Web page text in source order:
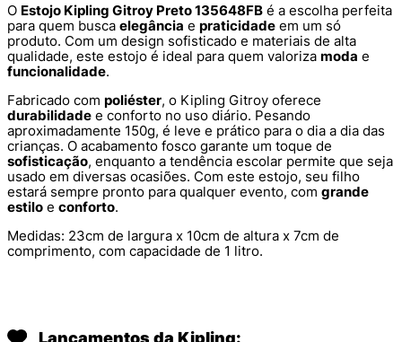
O Estojo Kipling Gitroy Preto 135648FB é a escolha perfeita
para quem busca elegância e praticidade em um só
produto. Com um design sofisticado e materiais de alta
qualidade, este estojo é ideal para quem valoriza moda e
funcionalidade.
Fabricado com poliéster, o Kipling Gitroy oferece
durabilidade e conforto no uso diário. Pesando
aproximadamente 150g, é leve e prático para o dia a dia das
crianças. O acabamento fosco garante um toque de
sofisticação, enquanto a tendência escolar permite que seja
usado em diversas ocasiões. Com este estojo, seu filho
estará sempre pronto para qualquer evento, com grande
estilo e conforto.
Medidas: 23cm de largura x 10cm de altura x 7cm de
comprimento, com capacidade de 1 litro.
Lançamentos da Kipling: